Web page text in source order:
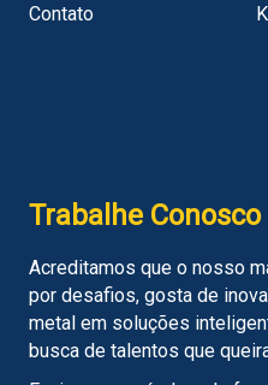
Contato
Trabalhe
Acreditamos que o nosso
por desafios, gosta de
metal em soluções
busca de talentos que